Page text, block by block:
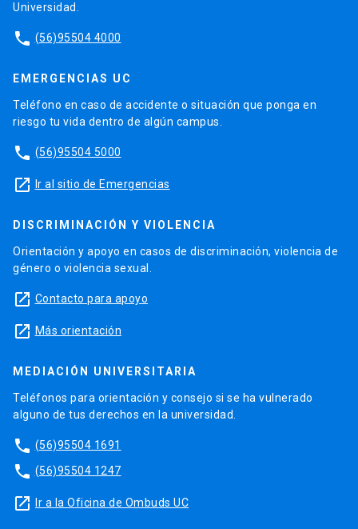
Universidad.
phone (56)95504 4000
EMERGENCIAS UC
Teléfono en caso de accidente o situación que ponga en
riesgo tu vida dentro de algún campus.
phone (56)95504 5000
launch Ir al sitio de Emergencias
DISCRIMINACIÓN Y VIOLENCIA
Orientación y apoyo en casos de discriminación, violencia de
género o violencia sexual.
launch Contacto para apoyo
launch Más orientación
MEDIACIÓN UNIVERSITARIA
Teléfonos para orientación y consejo si se ha vulnerado
alguno de tus derechos en la universidad.
phone (56)95504 1691
phone (56)95504 1247
launch Ir a la Oficina de Ombuds UC